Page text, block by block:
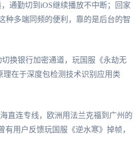
通勤切到iOS继续播放不中断；回家
种多端同频的便利，靠的是后台的智
换银行加密通道，玩国服《永劫无
在于深度包检测技术识别应用类
直连专线，欧洲用法兰克福到广州的
用户反馈玩国服《逆水寒》掉帧，